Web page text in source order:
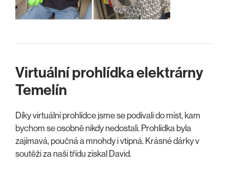
Virtuální prohlídka elektrárny
Temelín
Díky virtuální prohlídce jsme se podívali do míst, kam
bychom se osobně nikdy nedostali. Prohlídka byla
zajímavá, poučná a mnohdy i vtipná. Krásné dárky v
soutěži za naši třídu získal David.